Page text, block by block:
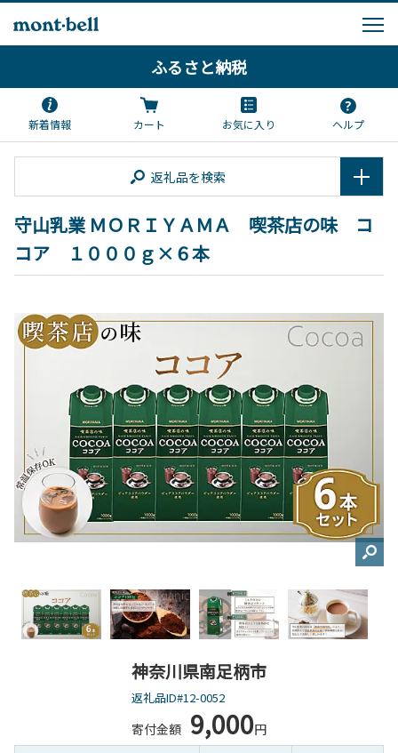
ふるさと納税
新着情報 カート お気に入り ヘルプ
返礼品を検索
守山乳業 ＭＯＲＩＹＡＭＡ 喫茶店の味 コ
コア １０００ｇ×６本
神奈川県南足柄市
返礼品ID#12-0052
寄付金額 9,000円